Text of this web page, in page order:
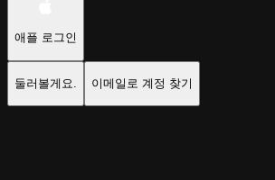
애플 로그인
둘러볼게요. 이메일로 계정 찾기